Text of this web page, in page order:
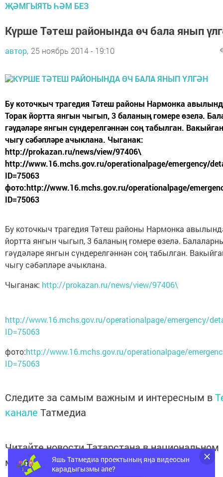
ҖӘМГЫЯТЬ ҺӘМ БЕЗ
Күрше Тәтеш районында өч бала янып
автор, 25 ноябрь 2014 - 19:10
Бу коточкыч трагедия Тәтеш районы Нармонка
Торак йортта янгын чыгып, 3 баланың гомере өзелә.
гәүдәләре янгын сүндерелгәннән соң табылган.
чыгу сәбәпләре ачыклана. Чыганак:
http://prokazan.ru/news/view/97406\
http://www.16.mchs.gov.ru/operationalpage/emergency/
ID=75063
фото:http://www.16.mchs.gov.ru/operationalpage/
ID=75063
Бу коточкыч трагедия Тәтеш районы Нармонка
йортта янгын чыгып, 3 баланың гомере өзелә.
гәүдәләре янгын сүндерелгәннән соң табылган.
чыгу сәбәпләре ачыклана.
Чыганак: http://prokazan.ru/news/view/97406\
http://www.16.mchs.gov.ru/operationalpage/emergency/
ID=75063
фото:http://www.16.mchs.gov.ru/operationalpage/
ID=75063
Следите за самым важным и интересным в
канале Татмедиа
Читайте новости Татарстана в национальном
мессенджере MАХ:https://max.ru/tatmedia
Яшь Татмедиа проектының яңа видеосын
карадыгызмы әле?